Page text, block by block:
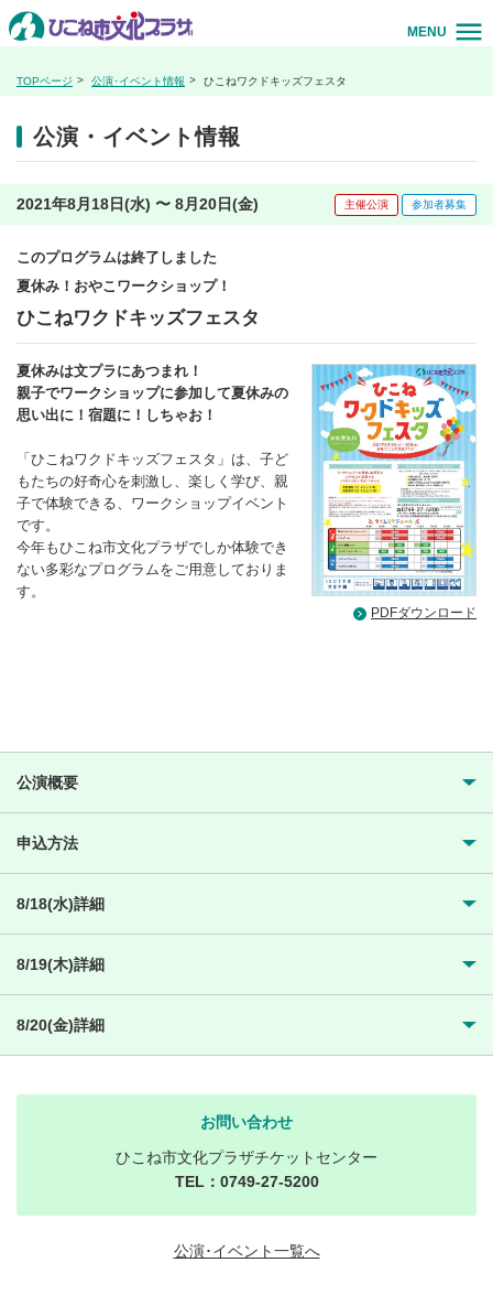
MENU
TOPページ 公演･イベント情報 ひこねワクドキッズフェスタ
公演・イベント情報
2021年8月18日(水) 〜 8月20日(金) 主催公演 参加者募集
このプログラムは終了しました
夏休み！おやこワークショップ！
ひこねワクドキッズフェスタ
夏休みは文プラにあつまれ！
親子でワークショップに参加して夏休みの
思い出に！宿題に！しちゃお！
「ひこねワクドキッズフェスタ」は、子ど
もたちの好奇心を刺激し、楽しく学び、親
子で体験できる、ワークショップイベント
です。
今年もひこね市文化プラザでしか体験でき
ない多彩なプログラムをご用意しておりま
す。
PDFダウンロード
公演概要
申込方法
8/18(水)詳細
8/19(木)詳細
8/20(金)詳細
お問い合わせ
ひこね市文化プラザチケットセンター
TEL：0749-27-5200
公演･イベント一覧へ